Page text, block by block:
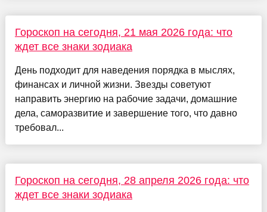
Гороскоп на сегодня, 21 мая 2026 года: что
ждет все знаки зодиака
День подходит для наведения порядка в мыслях,
финансах и личной жизни. Звезды советуют
направить энергию на рабочие задачи, домашние
дела, саморазвитие и завершение того, что давно
требовал...
Гороскоп на сегодня, 28 апреля 2026 года: что
ждет все знаки зодиака